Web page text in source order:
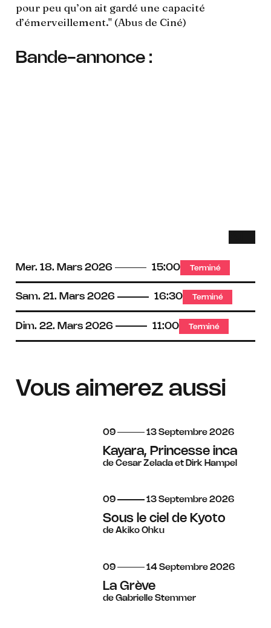
pour peu qu’on ait gardé une capacité
d’émerveillement." (Abus de Ciné)
Bande-annonce :
Mer. 18. Mars 2026 15:00 Terminé
Sam. 21. Mars 2026 16:30 Terminé
Dim. 22. Mars 2026 11:00 Terminé
Vous aimerez aussi
du
09 au
13 septembre
Septembre 2026
Kayara, Princesse inca
de Cesar Zelada et Dirk Hampel
du
09 au
13 septembre
Septembre 2026
Sous le ciel de Kyoto
de Akiko Ohku
du
09 au
14 septembre
Septembre 2026
La Grève
de Gabrielle Stemmer